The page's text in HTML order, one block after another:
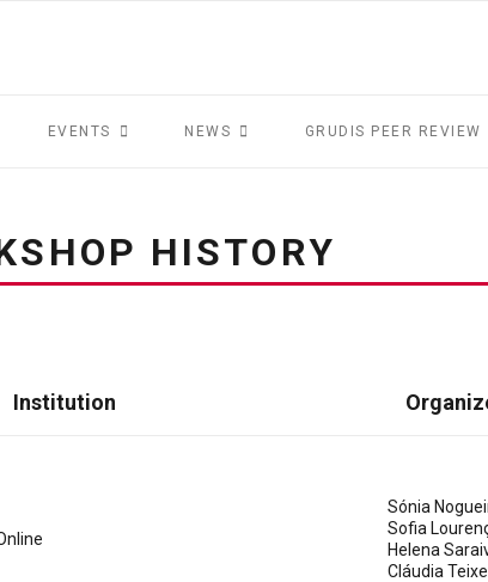
EVENTS NEWS GRUDIS PEER REVIEW
HISTORY
Institution
Sónia
Sofia
Helena
Cláudia